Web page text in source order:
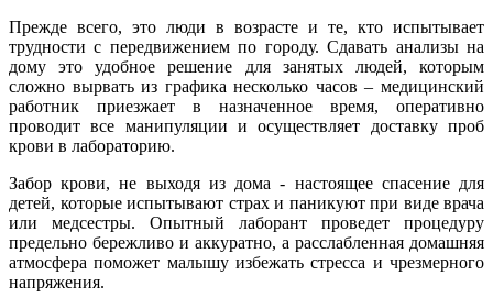
Прежде всего, это люди в возрасте и те, кто испытывает
трудности с передвижением по городу. Сдавать анализы на
дому это удобное решение для занятых людей, которым
сложно вырвать из графика несколько часов – медицинский
работник приезжает в назначенное время, оперативно
проводит все манипуляции и осуществляет доставку проб
крови в лабораторию.
Забор крови, не выходя из дома - настоящее спасение для
детей, которые испытывают страх и паникуют при виде врача
или медсестры. Опытный лаборант проведет процедуру
предельно бережливо и аккуратно, а расслабленная домашняя
атмосфера поможет малышу избежать стресса и чрезмерного
напряжения.